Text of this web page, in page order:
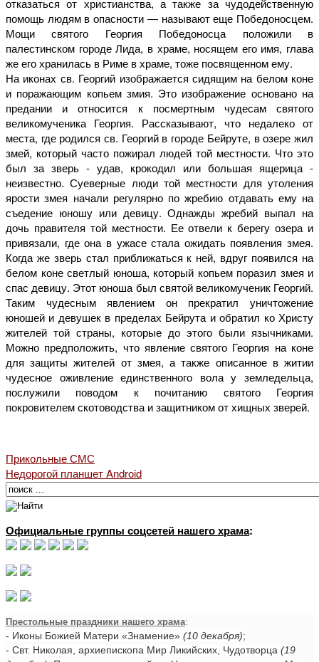
отказаться от христианства, а также за чудодейственную
помощь людям в опасности — называют еще Победоносцем.
Мощи святого Георгия Победоносца положили в
палестинском городе Лида, в храме, носящем его имя, глава
же его хранилась в Риме в храме, тоже посвященном ему.
На иконах св. Георгий изображается сидящим на белом коне
и поражающим копьем змия. Это изображение основано на
предании и относится к посмертным чудесам святого
великомученика Георгия. Рассказывают, что недалеко от
места, где родился св. Георгий в городе Бейруте, в озере жил
змей, который часто пожирал людей той местности. Что это
был за зверь - удав, крокодил или большая ящерица -
неизвестно. Суеверные люди той местности для утоления
ярости змея начали регулярно по жребию отдавать ему на
съедение юношу или девицу. Однажды жребий выпал на
дочь правителя той местности. Ее отвели к берегу озера и
привязали, где она в ужасе стала ожидать появления змея.
Когда же зверь стал приближаться к ней, вдруг появился на
белом коне светлый юноша, который копьем поразил змея и
спас девицу. Этот юноша был святой великомученик Георгий.
Таким чудесным явлением он прекратил уничтожение
юношей и девушек в пределах Бейрута и обратил ко Христу
жителей той страны, которые до этого были язычниками.
Можно предположить, что явление святого Георгия на коне
для защиты жителей от змея, а также описанное в житии
чудесное оживление единственного вола у земледельца,
послужили поводом к почитанию святого Георгия
покровителем скотоводства и защитником от хищных зверей.
Прикольные СМС
Недорогой планшет Android
Официальные группы соцсетей нашего храма:
Престольные праздники нашего храма:
- Иконы Божией Матери «Знамение» (10 декабря);
- Свт. Николая, архиепископа Мир Ликийских, Чудотворца (19